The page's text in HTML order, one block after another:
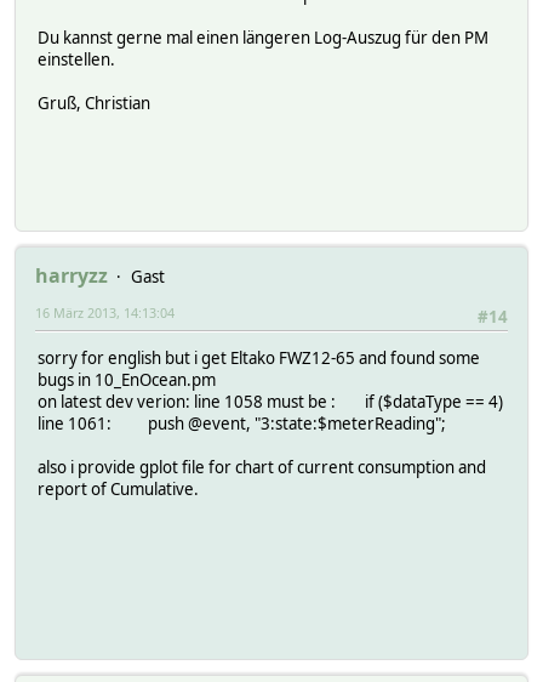
Du kannst gerne mal einen längeren Log-Auszug für den PM
einstellen.
Gruß, Christian
harryzz
Gast
#14
16 März 2013, 14:13:04
sorry for english but i get Eltako FWZ12-65 and found some
bugs in 10_EnOcean.pm
on latest dev verion: line 1058 must be : if ($dataType == 4)
line 1061: push @event, "3:state:$meterReading";
also i provide gplot file for chart of current consumption and
report of Cumulative.